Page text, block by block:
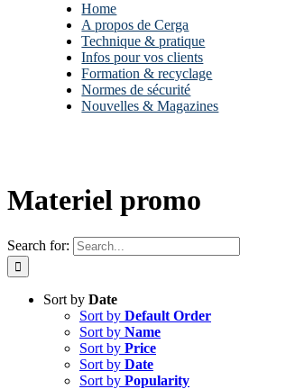
Home
A propos de Cerga
Technique & pratique
Infos pour vos clients
Formation & recyclage
Normes de sécurité
Nouvelles & Magazines
Materiel promo
Search for:
Sort by Date
Sort by Default Order
Sort by Name
Sort by Price
Sort by Date
Sort by Popularity